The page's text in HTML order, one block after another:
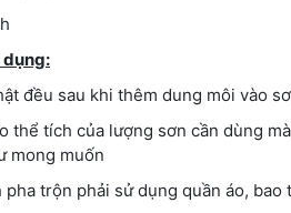
dụng:
đều sau khi thêm dung môi vào
thể tích của lượng sơn cần dùng
mong muốn
pha trộn phải sử dụng quần áo, bao